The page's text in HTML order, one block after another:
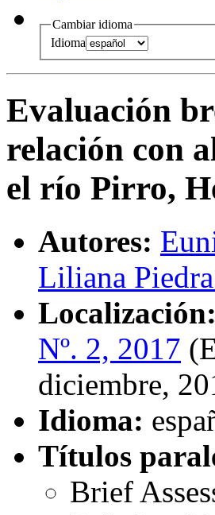
Cambiar idioma
Idioma
Evaluación
relación con
el río Pirro,
Autores:
Liliana
Localización:
Nº. 2, 2017
diciembre,
Idioma:
Títulos
Brief